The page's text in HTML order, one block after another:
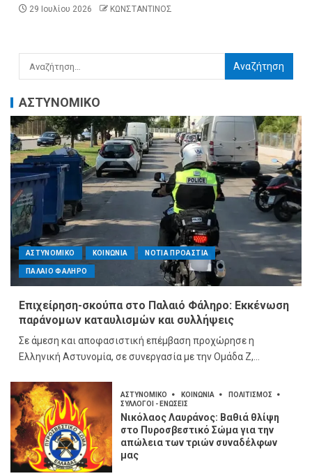
29 Ιουλίου 2026 ΚΩΝΣΤΑΝΤΙΝΟΣ
ΑΣΤΥΝΟΜΙΚΟ
ΑΣΤΥΝΟΜΙΚΟ ΚΟΙΝΩΝΙΑ ΝΟΤΙΑ ΠΡΟΑΣΤΙΑ
ΠΑΛΑΙΟ ΦΑΛΗΡΟ
Επιχείρηση-σκούπα στο Παλαιό Φάληρο: Εκκένωση
παράνομων καταυλισμών και συλλήψεις
Σε άμεση και αποφασιστική επέμβαση προχώρησε η
Ελληνική Αστυνομία, σε συνεργασία με την Ομάδα Ζ,...
ΑΣΤΥΝΟΜΙΚΟ ΚΟΙΝΩΝΙΑ
ΠΟΛΙΤΙΣΜΟΣ
ΣΥΛΛΟΓΟΙ - ΕΝΩΣΕΙΣ
Νικόλαος Λαυράνος: Βαθιά θλίψη
στο Πυροσβεστικό Σώμα για την
απώλεια των τριών συναδέλφων
μας